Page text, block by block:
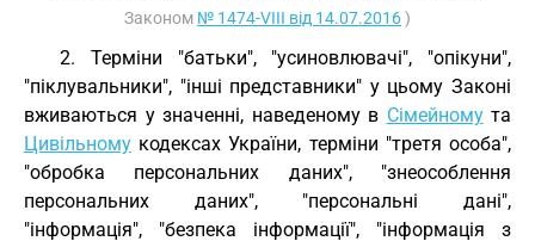
Законом № 1474-VIII від 14.07.2016)
2. Терміни "батьки", "усиновлювачі", "опікуни",
"піклувальники", "інші представники" у цьому Законі
вживаються у значенні, наведеному в Сімейномута
Цивільному кодексах України, терміни "третя особа",
"обробка персональних даних", "знеособлення
персональних даних", "персональні дані",
"інформація", "безпека інформації", "інформація з